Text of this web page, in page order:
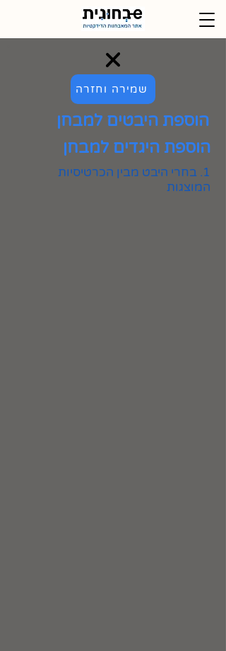
שמירה וחזרה
הוספת היבטים למבחן
הוספת היגדים למבחן
1. בחרי היבט מבין הכרטיסיות
המוצגות